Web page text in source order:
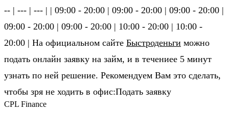
-- | --- | --- | | 09:00 - 20:00 | 09:00 - 20:00 | 09:00 - 20:00 |
09:00 - 20:00 | 09:00 - 20:00 | 10:00 - 20:00 | 10:00 -
20:00 | На официальном сайте Быстроденьги можно
подать онлайн заявку на займ, и в течениее 5 минут
узнать по ней решение. Рекомендуем Вам это сделать,
чтобы зря не ходить в офис:Подать заявку
CPL Finance